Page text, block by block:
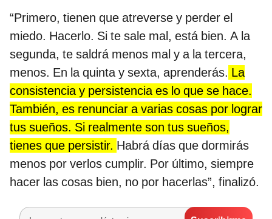
“Primero, tienen que atreverse y perder el
miedo. Hacerlo. Si te sale mal, está bien. A la
segunda, te saldrá menos mal y a la tercera,
menos. En la quinta y sexta, aprenderás. La
consistencia y persistencia es lo que se hace.
También, es renunciar a varias cosas por lograr
tus sueños. Si realmente son tus sueños,
tienes que persistir. Habrá días que dormirás
menos por verlos cumplir. Por último, siempre
hacer las cosas bien, no por hacerlas”, finalizó.